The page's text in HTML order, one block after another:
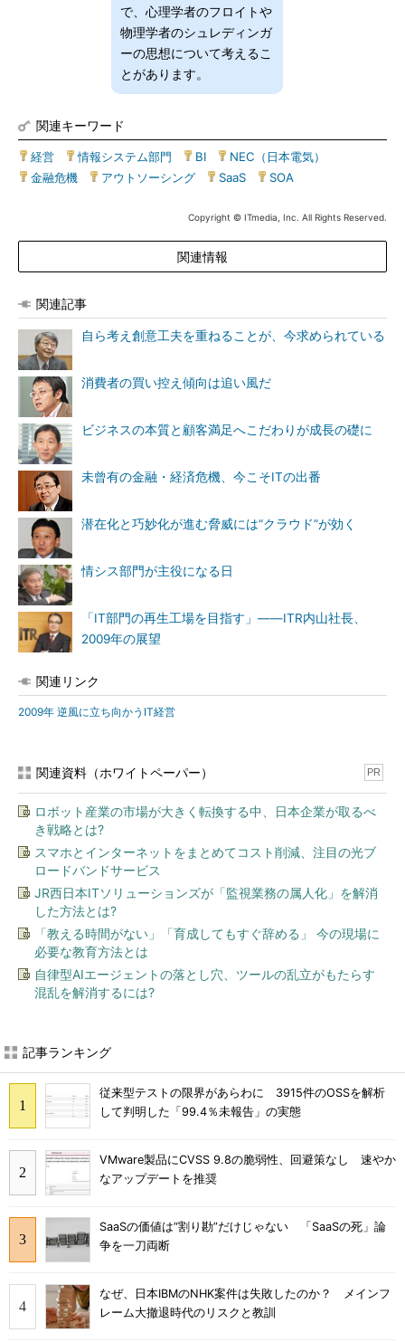
で、心理学者のフロイトや
物理学者のシュレディンガ
ーの思想について考えるこ
とがあります。
関連キーワード
経営 情報システム部門 BI NEC（日本電気）
金融危機
アウトソーシング SaaS SOA
Copyright © ITmedia, Inc. All Rights Reserved.
関連情報
関連記事
自ら考え創意工夫を重ねることが、今求められている
消費者の買い控え傾向は追い風だ
ビジネスの本質と顧客満足へこだわりが成長の礎に
未曾有の金融・経済危機、今こそITの出番
潜在化と巧妙化が進む脅威には“クラウド”が効く
情シス部門が主役になる日
「IT部門の再生工場を目指す」――ITR内山社長、
2009年の展望
関連リンク
2009年 逆風に立ち向かうIT経営
関連資料（ホワイトペーパー） PR
ロボット産業の市場が大きく転換する中、日本企業が取るべ
き戦略とは?
スマホとインターネットをまとめてコスト削減、注目の光ブ
ロードバンドサービス
JR西日本ITソリューションズが「監視業務の属人化」を解消
した方法とは?
「教える時間がない」「育成してもすぐ辞める」 今の現場に
必要な教育方法とは
自律型AIエージェントの落とし穴、ツールの乱立がもたらす
混乱を解消するには?
記事ランキング
従来型テストの限界があらわに 3915件のOSSを解析
して判明した「99.4％未報告」の実態
VMware製品にCVSS 9.8の脆弱性、回避策なし 速やか
なアップデートを推奨
SaaSの価値は“割り勘”だけじゃない 「SaaSの死」論
争を一刀両断
なぜ、日本IBMのNHK案件は失敗したのか？ メインフ
レーム大撤退時代のリスクと教訓